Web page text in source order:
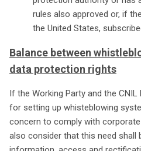
rules also approved or, if
the United States,
Balance between
data protection rights
If the Working Party and the
for setting up whisteblowing
concern to comply with
also consider that this need shall